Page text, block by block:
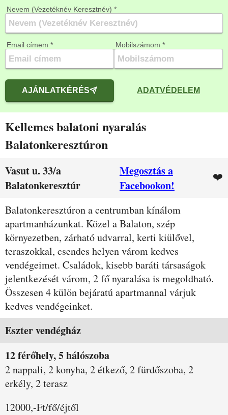
Nevem (Vezetéknév Keresztnév) *
Email címem * Mobilszámom *
AJÁNLATKÉRÉS ADATVÉDELEM
Kellemes balatoni nyaralás
Balatonkeresztúron
Vasut u. 33/a
Balatonkeresztúr
Megosztás a
Facebookon!
❤️
Leírás
Balatonkeresztúron a centrumban kínálom
apartmanházunkat. Közel a Balaton, szép
környezetben, zárható udvarral, kerti kiülővel,
teraszokkal, csendes helyen várom kedves
vendégeimet. Családok, kisebb baráti társaságok
jelentkezését várom, 2 fő nyaralása is megoldható.
Összesen 4 külön bejáratú apartmannal várjuk
kedves vendégeinket.
Szobák és árak
Eszter vendégház
12 férőhely, 5 hálószoba
2 nappali, 2 konyha, 2 étkező, 2 fürdőszoba, 2
erkély, 2 terasz
12000,-Ft/fő/éjtől